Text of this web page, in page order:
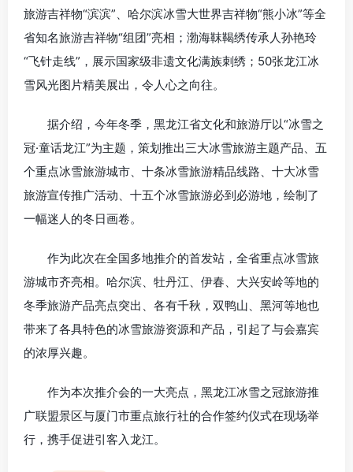
旅游吉祥物“滨滨”、哈尔滨冰雪大世界吉祥物“熊小冰”等全
省知名旅游吉祥物“组团”亮相；渤海靺鞨绣传承人孙艳玲
“飞针走线”，展示国家级非遗文化满族刺绣；50张龙江冰
雪风光图片精美展出，令人心之向往。
据介绍，今年冬季，黑龙江省文化和旅游厅以“冰雪之
冠·童话龙江”为主题，策划推出三大冰雪旅游主题产品、五
个重点冰雪旅游城市、十条冰雪旅游精品线路、十大冰雪
旅游宣传推广活动、十五个冰雪旅游必到必游地，绘制了
一幅迷人的冬日画卷。
作为此次在全国多地推介的首发站，全省重点冰雪旅
游城市齐亮相。哈尔滨、牡丹江、伊春、大兴安岭等地的
冬季旅游产品亮点突出、各有千秋，双鸭山、黑河等地也
带来了各具特色的冰雪旅游资源和产品，引起了与会嘉宾
的浓厚兴趣。
作为本次推介会的一大亮点，黑龙江冰雪之冠旅游推
广联盟景区与厦门市重点旅行社的合作签约仪式在现场举
行，携手促进引客入龙江。